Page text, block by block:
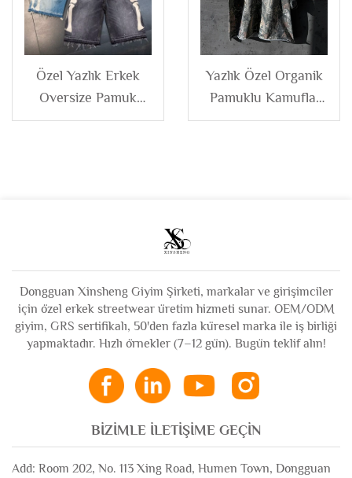
Özel Yazlık Erkek
Oversize Pamuk
Bone Bol Vintage
Yazlık Özel Organik
Pamuklu Kamuflaj
Yuvarlak Yaka Kutu
Dongguan Xinsheng Giyim Şirketi, markalar ve girişimciler
için özel erkek streetwear üretim hizmeti sunar. OEM/ODM
giyim, GRS sertifikalı, 50'den fazla küresel marka ile iş birliği
yapmaktadır. Hızlı örnekler (7–12 gün). Bugün teklif alın!
BIZIMLE İLETIŞIME GEÇIN
Add: Room 202, No. 113 Xing Road, Humen Town, Dongguan